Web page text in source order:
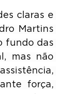
claras e
Martins
fundo das
mas não
força,